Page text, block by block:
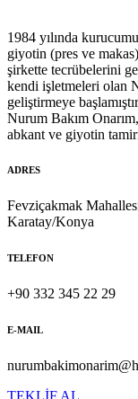
1984 yılında
giyotin (pres ve
şirkette tecrübelerini
kendi işletmeleri olan
geliştirmeye
Nurum Bakım
abkant ve giyotin
ADRES
Fevziçakmak
Karatay/Konya
TELEFON
+90 332 345 22 29
E-MAIL